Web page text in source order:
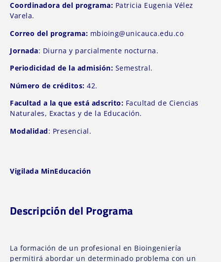
Coordinadora del programa: Patricia Eugenia Vélez
Varela.
Correo del programa: mbioing@unicauca.edu.co
Jornada: Diurna y parcialmente nocturna.
Periodicidad de la admisión: Semestral.
Número de créditos: 42.
Facultad a la que está adscrito: Facultad de Ciencias
Naturales, Exactas y de la Educación.
Modalidad: Presencial.
Vigilada MinEducación
Descripción del Programa
La formación de un profesional en Bioingeniería
permitirá abordar un determinado problema con un